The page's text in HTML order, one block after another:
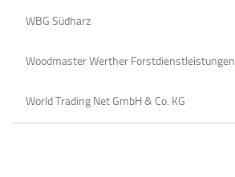
WBG Südharz
Woodmaster Werther Forstdienstleistungen
World Trading Net GmbH & Co. KG